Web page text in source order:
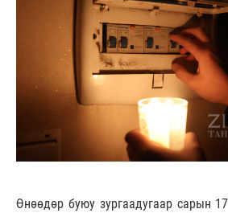
Өнөөдөр буюу зургаадугаар сарын